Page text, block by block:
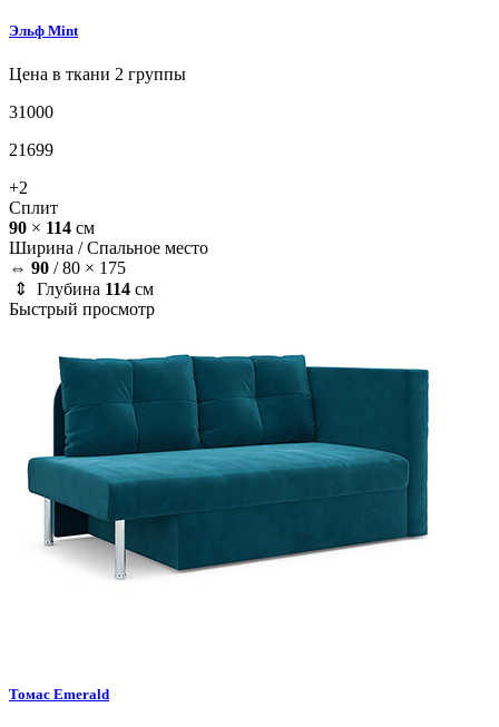
Эльф Mint
Цена в ткани 2 группы
31000
21699
+2
Сплит
90 × 114 см
Ширина /Спальное место
⇔ 90 /80 × 175
⇕ Глубина 114 см
Быстрый просмотр
Томас Emerald